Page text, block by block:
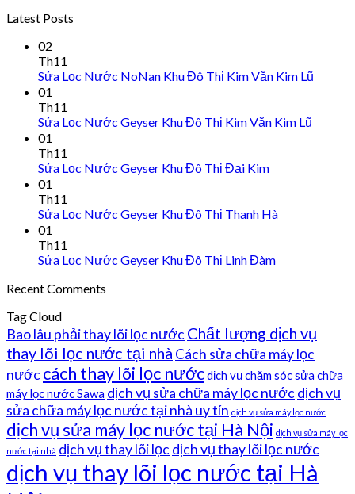
Latest Posts
02
Th11
Sửa Lọc Nước NoNan Khu Đô Thị Kim Văn Kim Lũ
01
Th11
Sửa Lọc Nước Geyser Khu Đô Thị Kim Văn Kim Lũ
01
Th11
Sửa Lọc Nước Geyser Khu Đô Thị Đại Kim
01
Th11
Sửa Lọc Nước Geyser Khu Đô Thị Thanh Hà
01
Th11
Sửa Lọc Nước Geyser Khu Đô Thị Linh Đàm
Recent Comments
Tag Cloud
Bao lâu phải thay lõi lọc nước Chất lượng dịch vụ
thay lõi lọc nước tại nhà Cách sửa chữa máy lọc
nước cách thay lõi lọc nướcdịch vụ chăm sóc sửa chữa
máy lọc nước Sawa dịch vụ sửa chữa máy lọc nước dịch vụ
sửa chữa máy lọc nước tại nhà uy tín dịch vụ sửa máy lọc nước
dịch vụ sửa máy lọc nước tại Hà Nội dịch vụ sửa máy lọc
nước tại nhà dịch vụ thay lõi lọc dịch vụ thay lõi lọc nước
dịch vụ thay lõi lọc nước tại Hà